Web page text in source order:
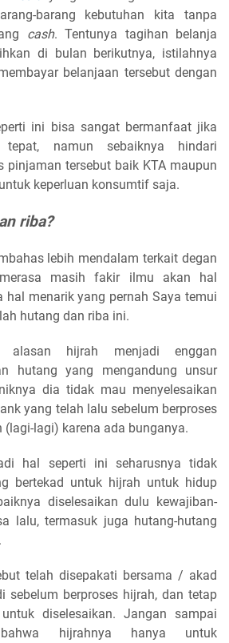
barang kebutuhan kita tanpa
cash. Tentunya tagihan belanja
di bulan berikutnya, istilahnya
belanjaan tersebut dengan
ini bisa sangat bermanfaat jika
tepat, namun sebaiknya hindari
pinjaman tersebut baik KTA maupun
keperluan konsumtif saja.
riba?
lebih mendalam terkait degan
masih fakir ilmu akan hal
hal menarik yang pernah Saya temui
hutang dan riba ini.
alasan hijrah menjadi enggan
hutang yang mengandung unsur
dia tidak mau menyelesaikan
yang telah lalu sebelum berproses
(lagi-lagi) karena ada bunganya.
hal seperti ini seharusnya tidak
bertekad untuk hijrah untuk hidup
diselesaikan dulu kewajiban-
lalu, termasuk juga hutang-hutang
telah disepakati bersama / akad
sebelum berproses hijrah, dan tetap
diselesaikan. Jangan sampai
hijrahnya hanya untuk